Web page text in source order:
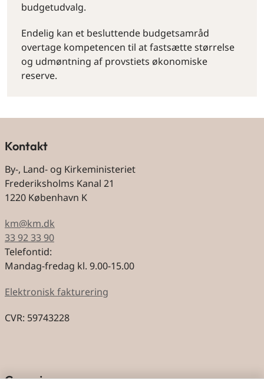
budgetudvalg.
Endelig kan et besluttende budgetsamråd
overtage kompetencen til at fastsætte størrelse
og udmøntning af provstiets økonomiske
reserve.
Kontakt
By-, Land- og Kirkeministeriet
Frederiksholms Kanal 21
1220 København K
km@km.dk
33 92 33 90
Telefontid:
Mandag-fredag kl. 9.00-15.00
Elektronisk fakturering
CVR: 59743228